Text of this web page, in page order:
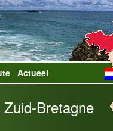
Actueel
Bretagne